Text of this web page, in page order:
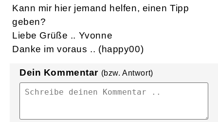
Kann mir hier jemand helfen, einen Tipp
geben?
Liebe Grüße .. Yvonne
Danke im voraus .. (happy00)
Dein Kommentar (bzw. Antwort)